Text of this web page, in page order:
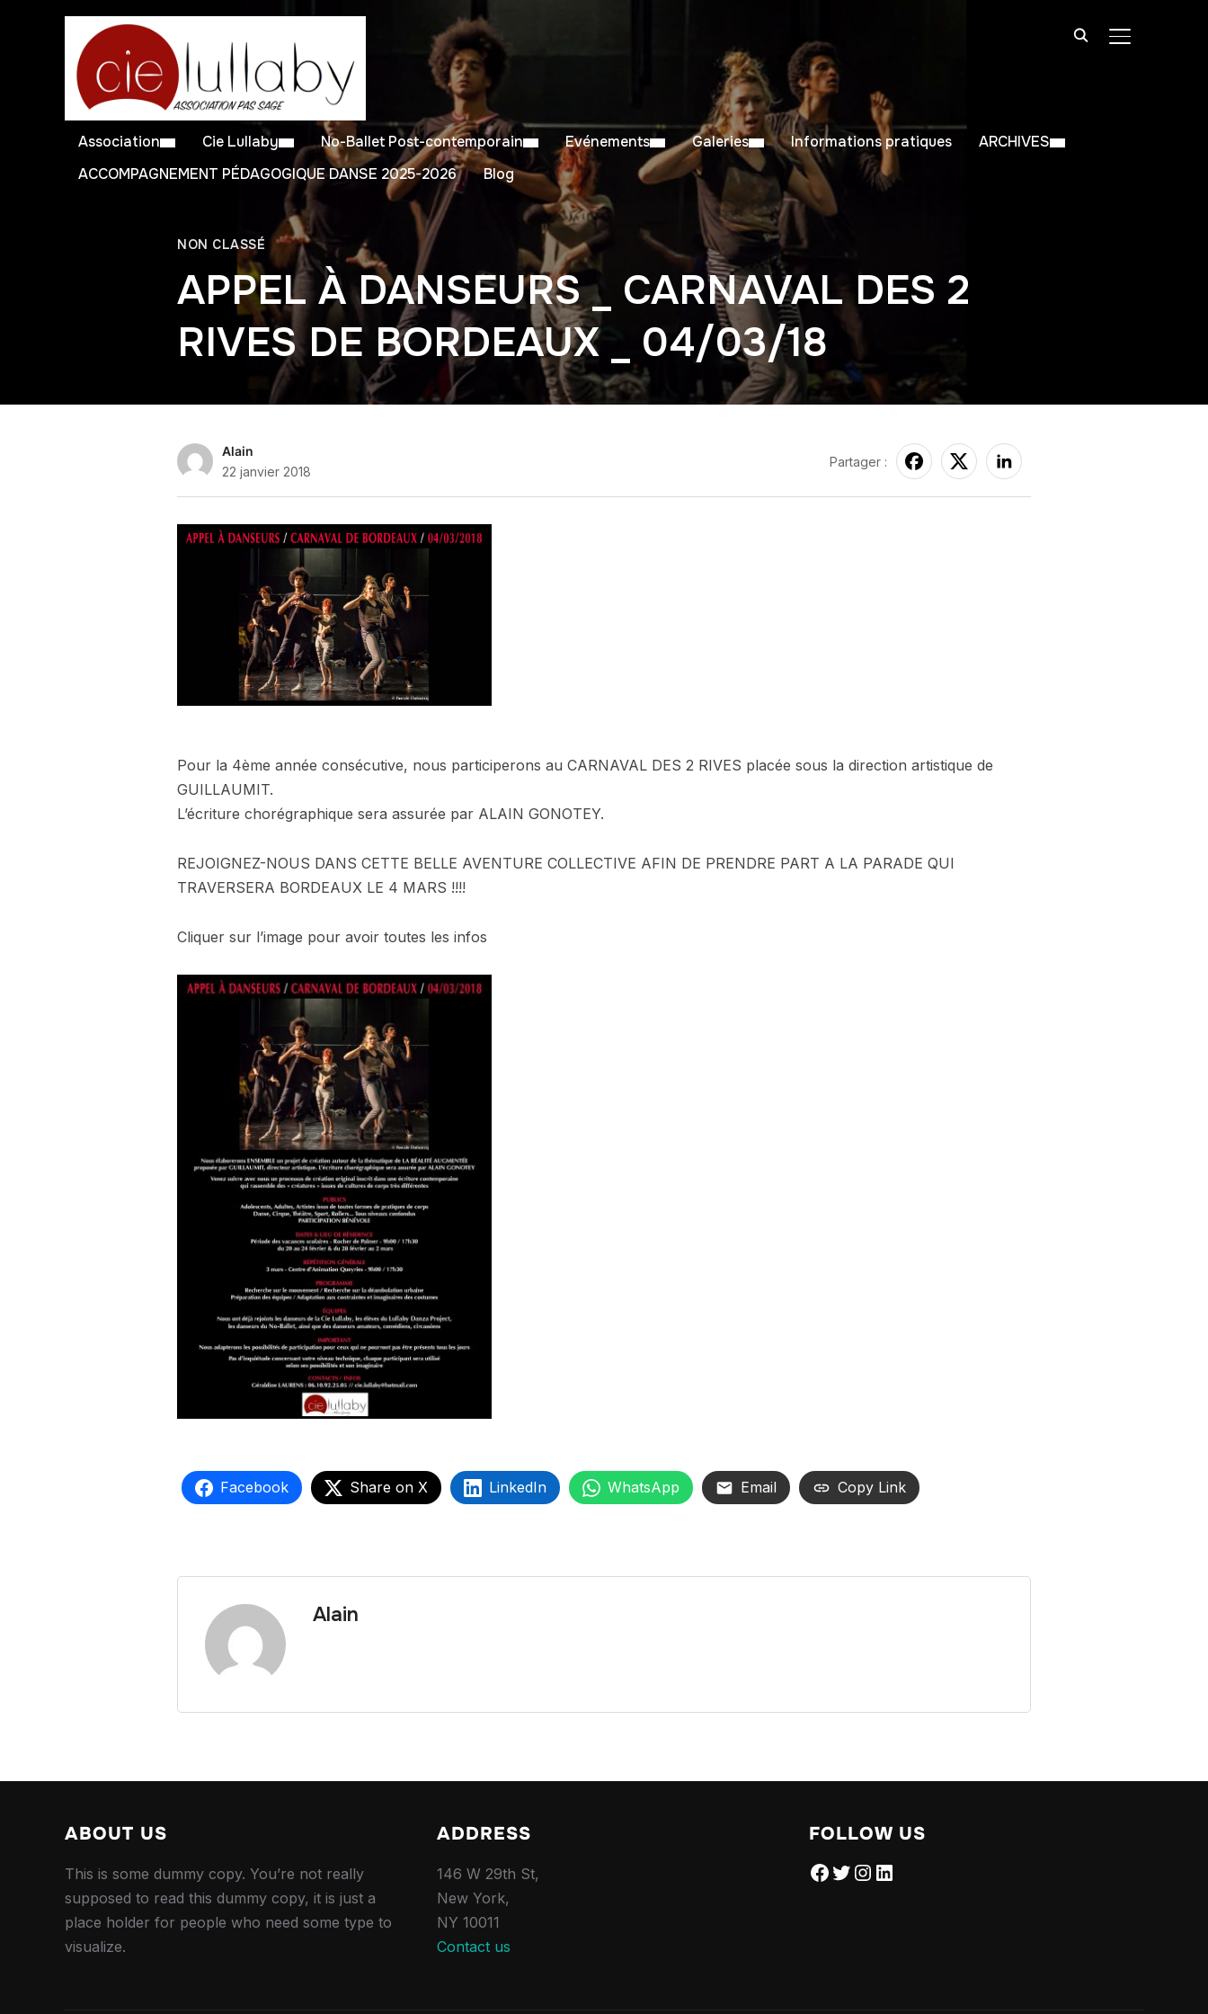
BASCULER
Association Cie Lullaby No-Ballet Post-contemporain Evénements Galeries Informations pratiques
ARCHIVES
ACCOMPAGNEMENT PÉDAGOGIQUE DANSE 2025-2026
Blog
NON CLASSÉ
APPEL À DANSEURS _ CARNAVAL DES 2
RIVES DE BORDEAUX _ 04/03/18
Alain
22 janvier 2018
Partager :
Pour la 4ème année consécutive, nous participerons au CARNAVAL DES 2 RIVES placée sous la direction artistique de
GUILLAUMIT.
L’écriture chorégraphique sera assurée par ALAIN GONOTEY.
REJOIGNEZ-NOUS DANS CETTE BELLE AVENTURE COLLECTIVE AFIN DE PRENDRE PART A LA PARADE QUI
TRAVERSERA BORDEAUX LE 4 MARS !!!!
Cliquer sur l’image pour avoir toutes les infos
Facebook Share on X LinkedIn WhatsApp Email Copy Link
Alain
ABOUT US
This is some dummy copy. You’re not really
supposed to read this dummy copy, it is just a
place holder for people who need some type to
visualize.
ADDRESS
146 W 29th St,
New York,
NY 10011
Contact us
FOLLOW US
Facebook
Twitter
Instagram
LinkedIn